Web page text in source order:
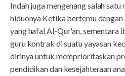
Indah juga mengenang salah
hiduonya Ketika bertemu dengan
yang hafal Al-Qur'an, sementara
guru kontrak di suatu yayasan
dirinya untuk memprioritaskan
pendidikan dan kesejahteraan